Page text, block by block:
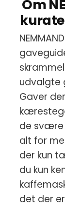
Om
udvalgte
Gaver
de
alt for
der kun
du kun
det der